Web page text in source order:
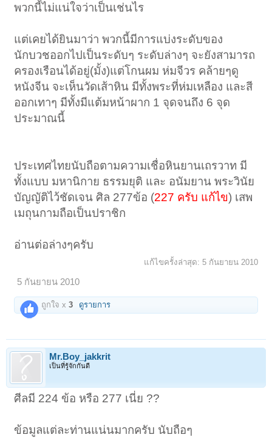
พวกนี้ไม่แน่ใจว่าเป็นเช่นไร
แต่เคยได้ยินมาว่า พวกนี้มีการแบ่งระดับของ
นักบวชออกไปเป็นระดับๆ ระดับล่างๆ จะยังสามารถ
ครองเรือนได้อยู่(มั้ง)แต่โกนผม ห่มจีวร คล้ายๆดู
หนังจีน จะเห็นวัดเส้าหิน มีทั้งพระที่ห่มเหลือง และสี
ออกเทาๆ มีทั้งมีแต้มหน้าผาก 1 จุดจนถึง 6 จุด
ประมาณนี้
ประเทศไทยนับถือตามความเชื่อหินยานเถรวาท มี
ทั้งแบบ มหานิกาย ธรรมยุติ และ อนัมยาน พระวินัย
บัญญัติไว้ชัดเจน ศิล 277ข้อ (227 ครับ แก้ไข) เสพ
เมถุนกามถือเป็นปราชิก
อ่านต่อล่างๆครับ
แก้ไขครั้งล่าสุด: 5 กันยายน 2010
5 กันยายน 2010
ถูกใจ x3 ดูรายการ
Mr.Boy_jakkrit
เป็นที่รู้จักกันดี
ศีลมี 224 ข้อ หรือ 277 เนี่ย ??
ข้อมูลแต่ละท่านแน่นมากครับ นับถือๆ